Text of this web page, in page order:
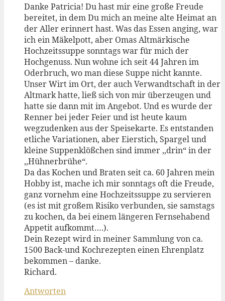
Danke Patricia! Du hast mir eine große Freude
bereitet, in dem Du mich an meine alte Heimat an
der Aller erinnert hast. Was das Essen anging, war
ich ein Mäkelpott, aber Omas Altmärkische
Hochzeitssuppe sonntags war für mich der
Hochgenuss. Nun wohne ich seit 44 Jahren im
Oderbruch, wo man diese Suppe nicht kannte.
Unser Wirt im Ort, der auch Verwandtschaft in der
Altmark hatte, ließ sich von mir überzeugen und
hatte sie dann mit im Angebot. Und es wurde der
Renner bei jeder Feier und ist heute kaum
wegzudenken aus der Speisekarte. Es entstanden
etliche Variationen, aber Eierstich, Spargel und
kleine Suppenklößchen sind immer ,,drin“ in der
,,Hühnerbrühe“.
Da das Kochen und Braten seit ca. 60 Jahren mein
Hobby ist, mache ich mir sonntags oft die Freude,
ganz vornehm eine Hochzeitssuppe zu servieren
(es ist mit großem Risiko verbunden, sie samstags
zu kochen, da bei einem längeren Fernsehabend
Appetit aufkommt….).
Dein Rezept wird in meiner Sammlung von ca.
1500 Back-und Kochrezepten einen Ehrenplatz
bekommen – danke.
Richard.
Antworten